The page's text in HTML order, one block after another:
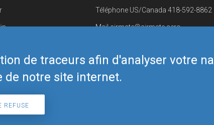
de traceurs afin d'analyser votre
de notre site internet.
REFUSE
Téléphone US/Canada 418-592-8862
Mailairmate@airmate.aero